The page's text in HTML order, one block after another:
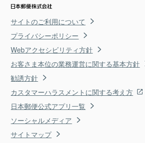
サイトのご利用について
プライバシーポリシー
Webアクセシビリティ方針
お客さま本位の業務運営に関する基本方針
勧誘方針
カスタマーハラスメントに関する考え方
日本郵便公式アプリ一覧
ソーシャルメディア
サイトマップ